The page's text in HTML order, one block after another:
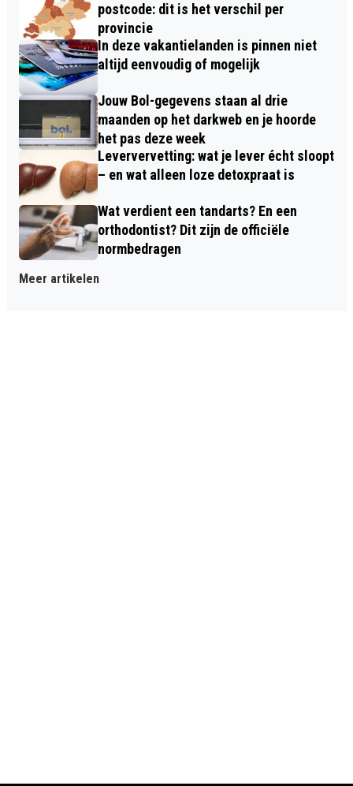
postcode: dit is het verschil per
provincie
In deze vakantielanden is pinnen niet
altijd eenvoudig of mogelijk
Jouw Bol-gegevens staan al drie
maanden op het darkweb en je hoorde
het pas deze week
Leververvetting: wat je lever écht sloopt
– en wat alleen loze detoxpraat is
Wat verdient een tandarts? En een
orthodontist? Dit zijn de officiële
normbedragen
Meer artikelen